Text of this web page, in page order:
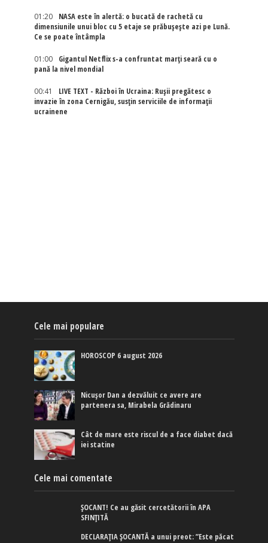
01:20
NASA este în alertă: o bucată de rachetă cu
dimensiunile unui bloc cu 5 etaje se prăbușește azi pe Lună.
Ce se poate întâmpla
01:00
Gigantul Netflix s-a confruntat marţi seară cu o
pană la nivel mondial
00:41
LIVE TEXT - Război în Ucraina: Rușii pregătesc o
invazie în zona Cernigău, susțin serviciile de informații
ucrainene
Cele mai populare
HOROSCOP 6 august 2026
Nicușor Dan a dezvăluit ce avere are
partenera sa, Mirabela Grădinaru
Cât de mare este riscul de a face diabet dacă
iei statine
Cele mai comentate
ȘOCANT! Ce au găsit cercetătorii în APA
SFINȚITĂ
DECLARAȚIA ȘOCANTĂ a unui preot: ”Este păcat